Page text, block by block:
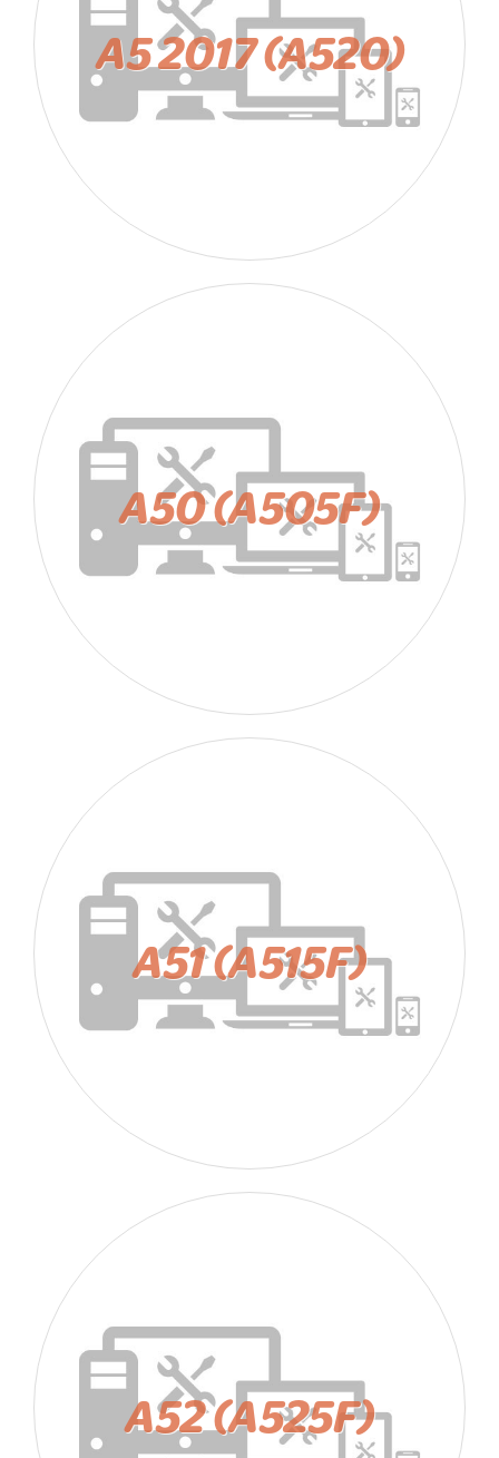
A5 2017 (A520)
A50 (A505F)
A51 (A515F)
A52 (A525F)